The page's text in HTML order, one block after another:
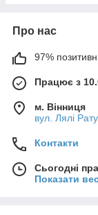
Про нас
97%
Працює з
м. Вінниця
вул. Лялі
Контакти
Сьогодні
Показати